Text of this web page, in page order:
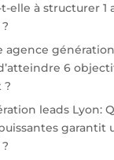
elle à structurer 1
agence
6
?
leads Lyon:
garantit